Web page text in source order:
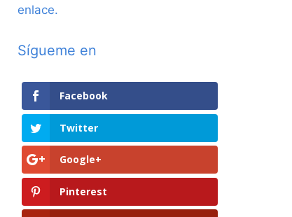
enlace.
Sígueme en
Facebook
Twitter
Google+
Pinterest